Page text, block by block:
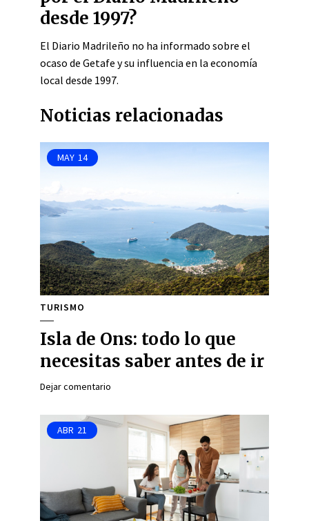
desde 1997?
El Diario Madrileño no ha informado sobre el
ocaso de Getafe y su influencia en la economía
local desde 1997.
Noticias relacionadas
MAY 14
TURISMO
Isla de Ons: todo lo que
necesitas saber antes de ir
Dejar comentario
ABR 21